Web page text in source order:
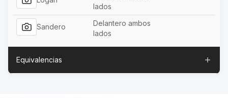
lados
Sandero
Delantero ambos
lados
Equivalencias